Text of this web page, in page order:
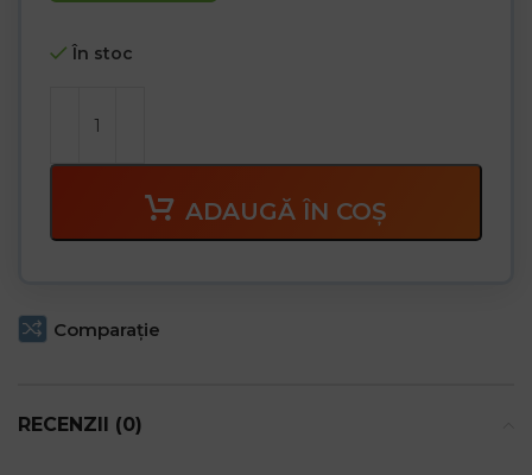
În stoc
ADAUGĂ ÎN COȘ
Comparaţie
RECENZII (0)